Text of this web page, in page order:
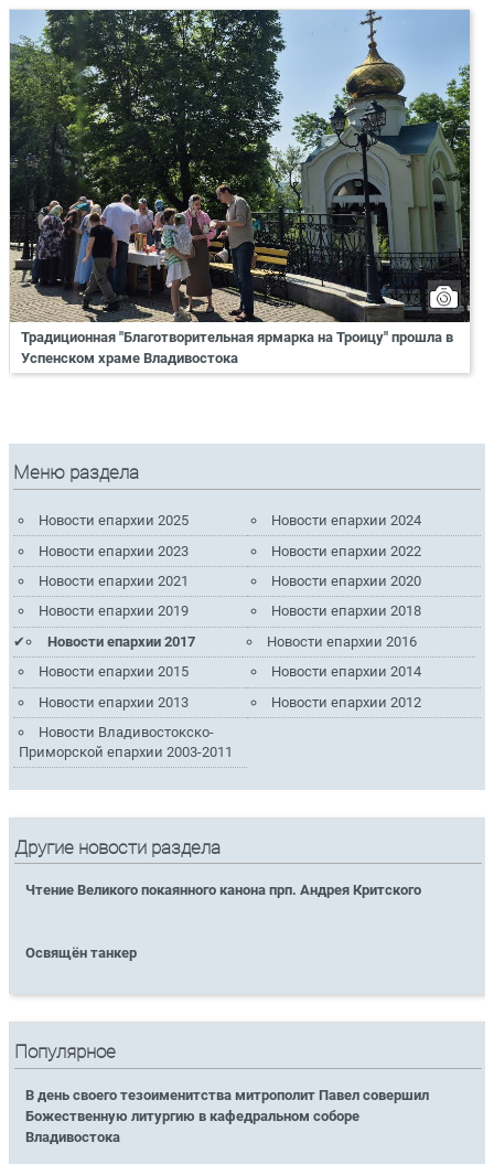
Традиционная "Благотворительная ярмарка на Троицу" прошла в
Успенском храме Владивостока
Меню раздела
Новости епархии 2025
Новости епархии 2024
Новости епархии 2023
Новости епархии 2022
Новости епархии 2021
Новости епархии 2020
Новости епархии 2019
Новости епархии 2018
Новости епархии 2017
Новости епархии 2016
Новости епархии 2015
Новости епархии 2014
Новости епархии 2013
Новости епархии 2012
Новости Владивостокско-
Приморской епархии 2003-2011
Другие новости раздела
Чтение Великого покаянного канона прп. Андрея Критского
Освящён танкер
Популярное
В день своего тезоименитства митрополит Павел совершил
Божественную литургию в кафедральном соборе
Владивостока